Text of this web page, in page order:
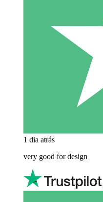
1 dia atrás
very good for design